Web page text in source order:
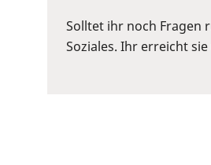
Solltet ihr noch Fragen
Soziales. Ihr erreicht